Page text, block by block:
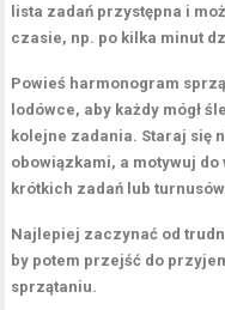
lista zadań przystępna i
czasie, np. po kilka minut
Powieś harmonogram
lodówce, aby każdy mógł
kolejne zadania. Staraj się
obowiązkami, a motywuj
krótkich zadań lub
Najlepiej zaczynać od
by potem przejść do
sprzątaniu.